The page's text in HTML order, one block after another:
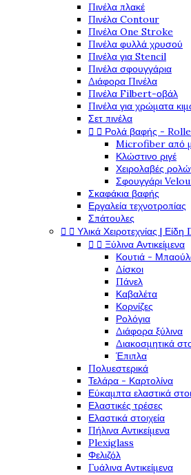
Πινέλα πλακέ
Πινέλα Contour
Πινέλα One Stroke
Πινέλα φυλλά χρυσού
Πινέλα για Stencil
Πινέλα σφουγγάρια
Διάφορα Πινέλα
Πινέλα Filbert-οβάλ
Πινέλα για χρώματα
Σετ πινέλα
  Ρολά βαφής -
Microfiber από
Κλώστινο ριγέ
Χειρολαβές
Σφουγγάρι
Σκαφάκια βαφής
Εργαλεία τεχνοτροπίας
Σπάτουλες
  Υλικά Χειροτεχνίας |
  Ξύλινα Αντικείμενα
Κουτιά -
Δίσκοι
Πάνελ
Καβαλέτα
Κορνίζες
Ρολόγια
Διάφορα ξύλινα
Διακοσμητικά
Έπιπλα
Πολυεστερικά
Τελάρα - Καρτολίνα
Εύκαμπτα ελαστικά
Ελαστικές τρέσες
Ελαστικά στοιχεία
Πήλινα Αντικείμενα
Plexiglass
Φελιζόλ
Γυάλινα Αντικείμενα